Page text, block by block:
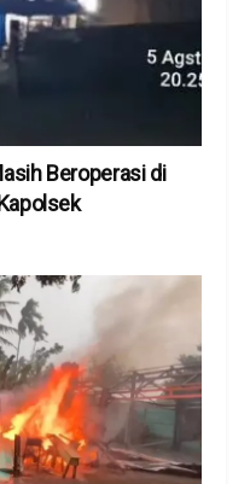
Beroperasi di